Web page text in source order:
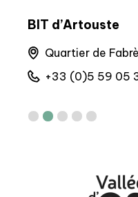
BIT d’Artouste
Quartier de
+33 (0)5 59 05